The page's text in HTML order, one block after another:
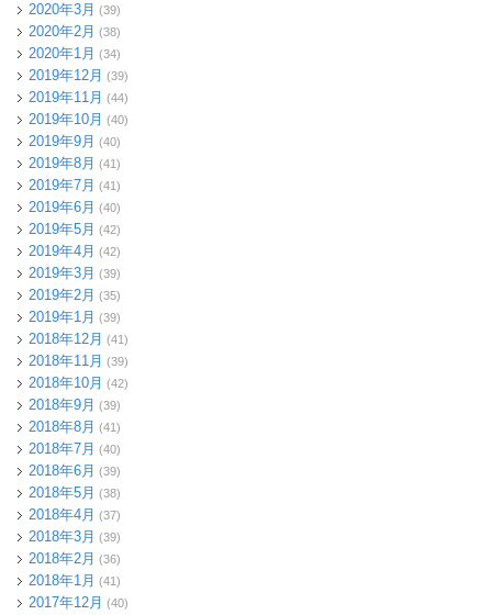
2020年3月 (39)
2020年2月 (38)
2020年1月 (34)
2019年12月 (39)
2019年11月 (44)
2019年10月 (40)
2019年9月 (40)
2019年8月 (41)
2019年7月 (41)
2019年6月 (40)
2019年5月 (42)
2019年4月 (42)
2019年3月 (39)
2019年2月 (35)
2019年1月 (39)
2018年12月 (41)
2018年11月 (39)
2018年10月 (42)
2018年9月 (39)
2018年8月 (41)
2018年7月 (40)
2018年6月 (39)
2018年5月 (38)
2018年4月 (37)
2018年3月 (39)
2018年2月 (36)
2018年1月 (41)
2017年12月 (40)